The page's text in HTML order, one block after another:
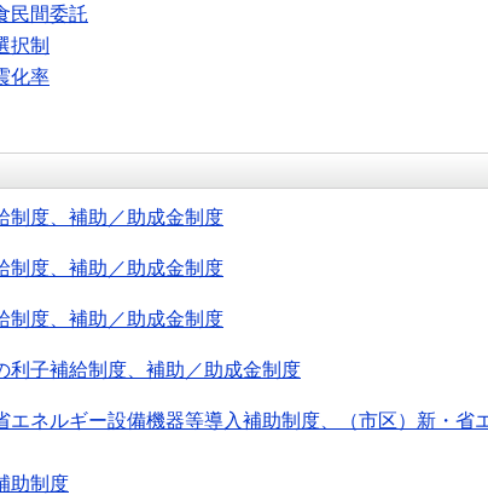
民間委託
択制
化率
制度、補助／助成金制度
制度、補助／助成金制度
制度、補助／助成金制度
利子補給制度、補助／助成金制度
エネルギー設備機器等導入補助制度、（市区）新・
助制度